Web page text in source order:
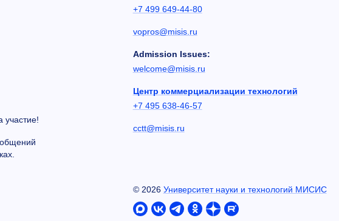
участие!
+7 499 649-44-80
vopros@misis.ru
Admission Issues:
welcome@misis.ru
Центр коммерциализации технологий
+7 495 638-46-57
cctt@misis.ru
© 2026 Университет науки и технологий МИСИС